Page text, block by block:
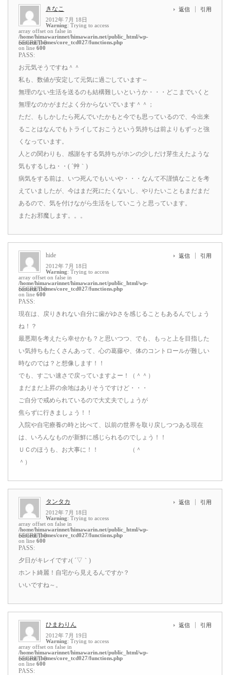
きなこ
2012年 7月 18日
Warning: Trying to access
array offset on false in
/home/himawarinnet/himawarin.net/public_html/wp-
content/themes/core_tcd027/functions.php
on line 600
返信 引用
SECRET: 0
PASS:
お元気そうですね＾＾
私も、数値が安定して元気に過ごしています～
無理のない生活を送るのも結構難しいというか・・・どこまでいくと
無理なのかがまだよく分からないでいます＾＾；
ただ、もしかしたら死んでいたかもと今でも思っているので、今出来
ることはなんでもトライしておこうという気持ちは前よりもずっと強
くなっています。
人との関わりも、感謝をする気持ちがホンの少しだけ芽生えたような
気もするしね・・( ´艸｀)
病気をする前は、いつ死んでもいいや・・・なんて不謹慎なことを考
えていましたが、今はまだ死にたくないし、やりたいこともまだまだ
あるので、気を付けながら生活をしていこうと思っています。
またお邪魔します。。。
hide
2012年 7月 18日
Warning: Trying to access
array offset on false in
/home/himawarinnet/himawarin.net/public_html/wp-
content/themes/core_tcd027/functions.php
on line 600
返信 引用
SECRET: 0
PASS:
現在は、戻りきれない自分に歯がゆさを感じることもあるんでしょう
ね！？
最悪期を考えたら幸せかも？と思いつつ、でも、もっと上を目指した
い気持ちもたくさんあって、心の葛藤や、体のコントロールが難しい
時なのでは？と想像します！！
でも、すごい速さで戻っていますよー！（＾＾）
まだまだ上昇の余地はありそうですけど・・・
ご自分で戒められているので大丈夫でしょうが
焦らずに行きましょう！！
入院や自宅療養の時と比べて、以前の世界を取り戻しつつある現在
は、いろんなものが新鮮に感じられるのでしょう！！
ＵＣのほうも、お大事に！！ （＾
＾）
タンタカ
2012年 7月 18日
Warning: Trying to access
array offset on false in
/home/himawarinnet/himawarin.net/public_html/wp-
content/themes/core_tcd027/functions.php
on line 600
返信 引用
SECRET: 0
PASS:
夕日がキレイです♪( ´▽｀)
ホント綺麗！自宅から見えるんですか？
いいですね～。
ひまわりん
2012年 7月 19日
Warning: Trying to access
array offset on false in
/home/himawarinnet/himawarin.net/public_html/wp-
content/themes/core_tcd027/functions.php
on line 600
返信 引用
SECRET: 0
PASS: